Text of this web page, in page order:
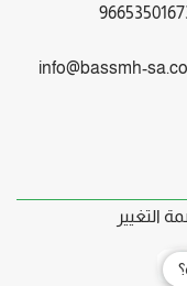
info@bassmh-